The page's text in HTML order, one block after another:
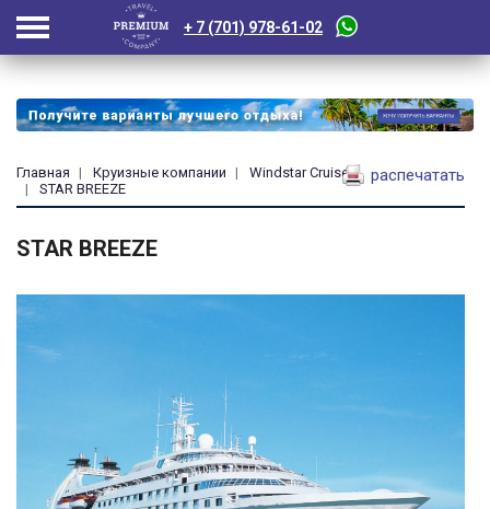
+ 7 (701) 978-61-02
Главная Круизные компании
Windstar Cruises
STAR BREEZE
распечатать
STAR BREEZE